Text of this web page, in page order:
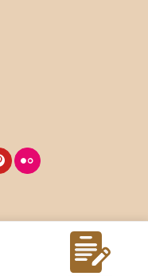
Trang Sala Garden